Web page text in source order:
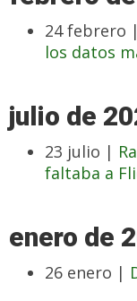
24 febrero |
los datos
julio de
23 julio |
faltaba a
enero de
26 enero |